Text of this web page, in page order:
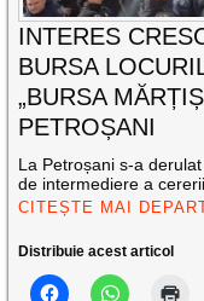
INTERES
BURSA
„BURSA
PETROȘANI
La Petroșani s-a
de intermediere a
CITEȘTE MAI
Distribuie acest articol